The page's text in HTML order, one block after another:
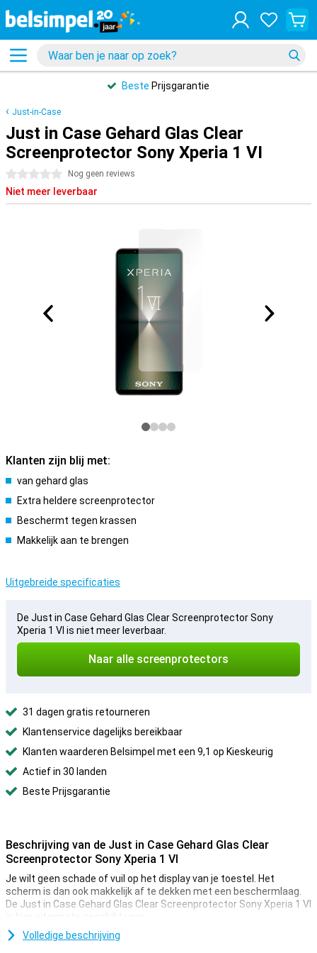
Beste Prijsgarantie
Just-in-Case
Just in Case Gehard Glas Clear
Screenprotector Sony Xperia 1 VI
0 sterren Nog geen reviews
Niet meer leverbaar
Klanten zijn blij met:
van gehard glas
Extra heldere screenprotector
Beschermt tegen krassen
Makkelijk aan te brengen
Uitgebreide specificaties
De Just in Case Gehard Glas Clear Screenprotector Sony
Xperia 1 VI is niet meer leverbaar.
Naar alle screenprotectors
31 dagen gratis retourneren
Klantenservice dagelijks bereikbaar
Klanten waarderen Belsimpel met een 9,1 op Kieskeurig
Actief in 30 landen
Beste Prijsgarantie
Beschrijving van de Just in Case Gehard Glas Clear
Screenprotector Sony Xperia 1 VI
Je wilt geen schade of vuil op het display van je toestel. Het
scherm is dan ook makkelijk af te dekken met een beschermlaag.
De Just in Case Gehard Glas Clear Screenprotector Sony Xperia 1 VI
is hier uitermate geschikt voor.
Dankzij deze screenprotector, die is gemaakt van gehard glas,
Volledige beschrijving